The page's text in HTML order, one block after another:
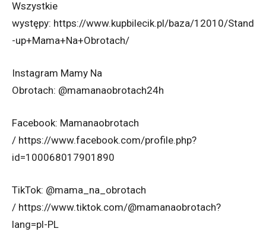
Wszystkie
występy: https://www.kupbilecik.pl/baza/12010/Stand
-up+Mama+Na+Obrotach/
Instagram Mamy Na
Obrotach: @mamanaobrotach24h
Facebook: Mamanaobrotach
/ https://www.facebook.com/profile.php?
id=100068017901890
TikTok: @mama_na_obrotach
/ https://www.tiktok.com/@mamanaobrotach?
lang=pl-PL